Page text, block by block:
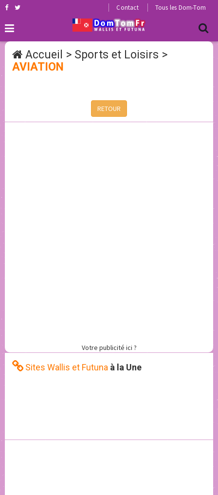
Contact Tous les Dom-Tom
Accueil > Sports et Loisirs >
AVIATION
RETOUR
Votre publicité ici ?
Sites Wallis et Futuna à la Une